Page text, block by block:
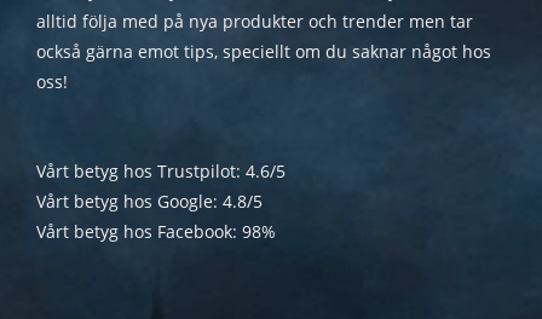
alltid följa med på nya produkter och trender men tar
också gärna emot tips, speciellt om du saknar något hos
oss!
Vårt betyg hos Trustpilot: 4.6/5
Vårt betyg hos Google: 4.8/5
Vårt betyg hos Facebook: 98%